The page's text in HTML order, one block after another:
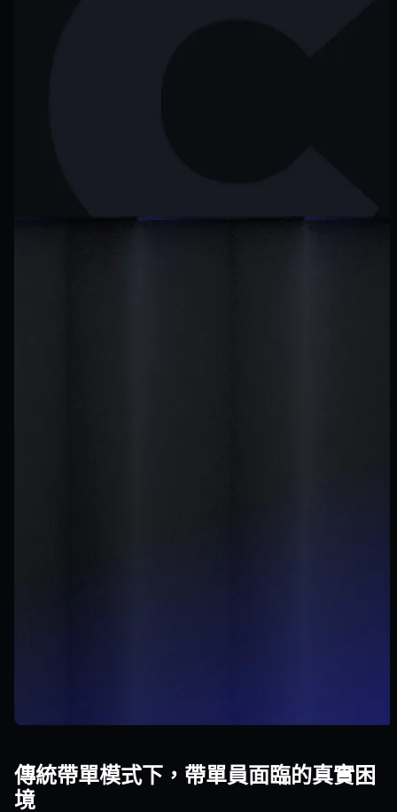
傳統帶單模式下，帶單員面臨的真實困
境